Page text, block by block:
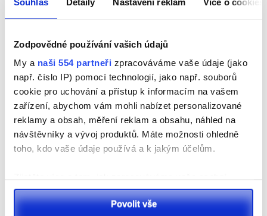
Zodpovědné používání vašich údajů
My a naši 554 partneři zpracováváme vaše údaje (jako
např. číslo IP) pomocí technologií, jako např. souborů
cookie pro uchování a přístup k informacím na vašem
zařízení, abychom vám mohli nabízet personalizované
reklamy a obsah, měření reklam a obsahu, náhled na
návštěvníky a vývoj produktů. Máte možnosti ohledně
toho, kdo vaše údaje používá a k jakým účelům.
údaje, a nastavte si předvolby včásti s podrobnostmi.
Svůj souhlas můžete kdykoliv změnit nebo odvolat v
Povolit vše
2016 chráněn jako kulturní památka. V rámci plánované
připomene nejen Karla Řepu, ale také jeho syna
Miroslava, který významně ovlivnil dějiny architektury.
Zdroj: zeditovaná TZ Magistrátu města Pardubic, Ivana
Dolanová,
tiskový úsek – kancelář primátora, Magistrát
města Pardubic.
Facebook
Email Share
Publikováno vAktuálně,Pardubicko,SportTaggedBrána Borců,
Pardubice,pardubicko,revitalizace,stadion,stavba